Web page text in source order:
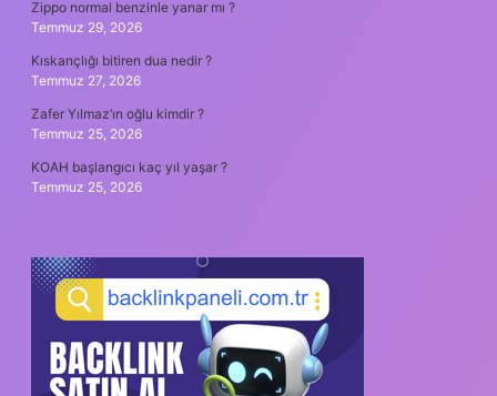
Zippo normal benzinle yanar mı ?
Temmuz 29, 2026
Kıskançlığı bitiren dua nedir ?
Temmuz 27, 2026
Zafer Yılmaz’ın oğlu kimdir ?
Temmuz 25, 2026
KOAH başlangıcı kaç yıl yaşar ?
Temmuz 25, 2026